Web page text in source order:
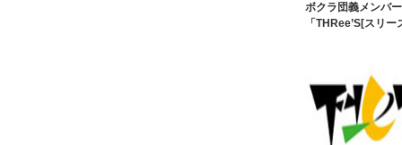
ボクラ団義メンバ
「THRee’S[スリー